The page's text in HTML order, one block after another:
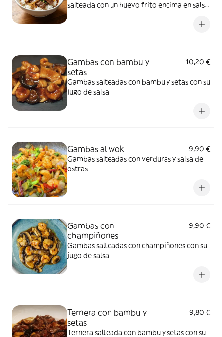
salteada con un huevo frito encima en salsa
Gambas con bambu y
setas
10,20 €
Gambas salteadas con bambu y setas con su
jugo de salsa
Gambas al wok
9,90 €
Gambas salteadas con verduras y salsa de
ostras
Gambas con
champiñones
9,90 €
Gambas salteadas con champiñones con su
jugo de salsa
Ternera con bambu y
setas
9,80 €
Ternera salteada con bambu y setas con su